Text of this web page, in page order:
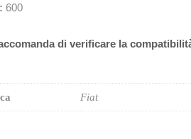
600
di verificare la
Fiat